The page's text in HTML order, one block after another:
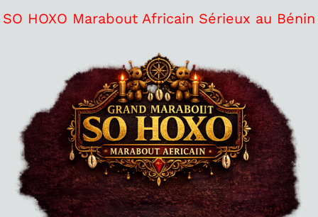
SO HOXO Marabout Africain Sérieux au Bénin